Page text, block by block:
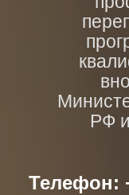
РФ
Телефон: